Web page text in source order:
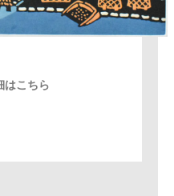
こちら